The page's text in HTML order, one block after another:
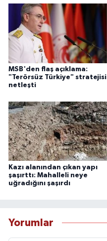
MSB'den flaş açıklama:
"Terörsüz Türkiye" stratejisi
netleşti
Kazı alanından çıkan yapı
şaşırttı: Mahalleli neye
uğradığını şaşırdı
Yorumlar